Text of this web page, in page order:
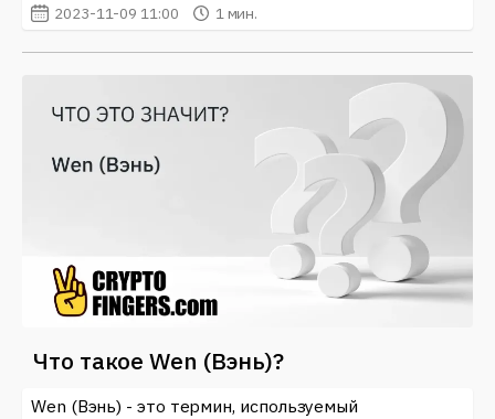
2023-11-09 11:00 1 мин.
Что такое Wen (Вэнь)?
Wen (Вэнь) - это термин, используемый